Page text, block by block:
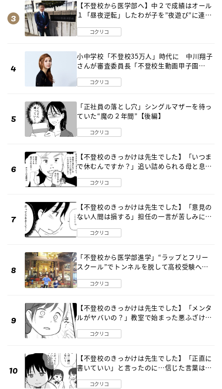
【不登校から医学部へ】中２で成績はオール
１「昼夜逆転」したわが子を”夜遊び”に連れ
コクリコ
小中学校「不登校35万人」時代に 中川翔子
さんが審査委員長「不登校生動画甲子園
コクリコ
「正社員の落とし穴」シングルマザーを待っ
ていた“魔の２年間”【後編】
コクリコ
【不登校のきっかけは先生でした】「いつま
で休むんですか？」追い詰められる母と息子
コクリコ
【不登校のきっかけは先生でした】「意見の
ない人間は損する」担任の一言が苦しみに…
コクリコ
「不登校から医学部進学」“ラップとフリー
スクール”でトンネルを脱して高校受験へ
コクリコ
【不登校のきっかけは先生でした】「メンタ
ルがヤバいの？」教室で始まった悪ふざけ
コクリコ
【不登校のきっかけは先生でした】「正直に
書いていい」と言ったのに…信じた言葉は噓
コクリコ